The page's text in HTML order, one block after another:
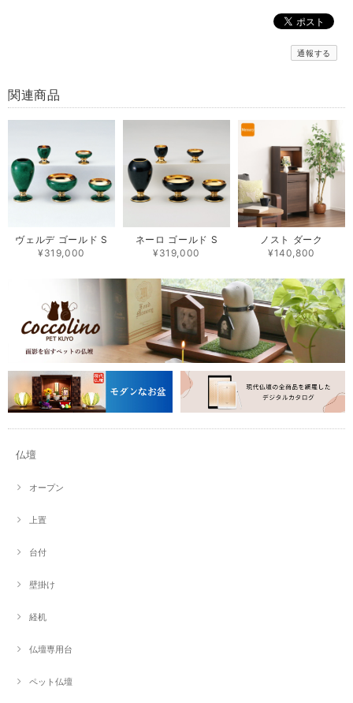
通報する
関連商品
ヴェルデ ゴールド S
¥319,000
ネーロ ゴールド S
¥319,000
ノスト ダーク
¥140,800
仏壇
オープン
上置
台付
壁掛け
経机
仏壇専用台
ペット仏壇